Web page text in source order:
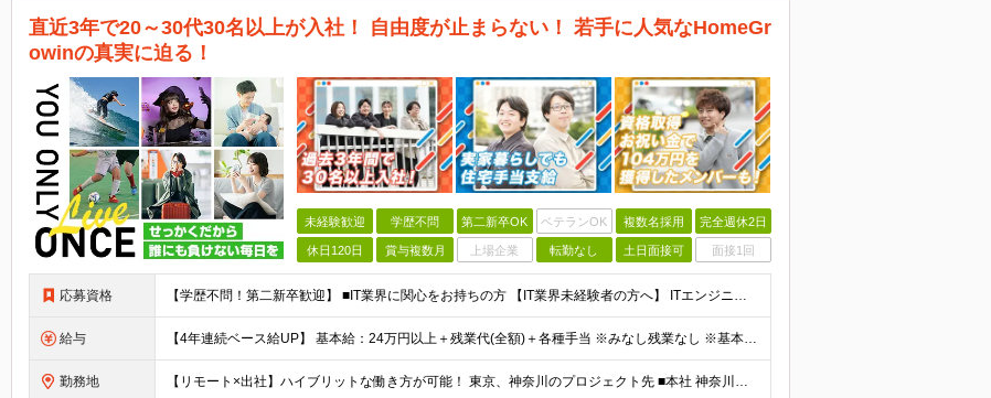
直近3年で20～30代30名以上が入社！ 自由度が止まらない！ 若手に人気なHomeGr
owinの真実に迫る！
未経験歓迎 学歴不問 第二新卒OK ベテランOK 複数名採用 完全週休2日
休日120日 賞与複数月 上場企業 転勤なし 土日面接可 面接1回
応募資格 【学歴不問！第二新卒歓迎】 ■IT業界に関心をお持ちの方 【IT業界未経験者の方へ】 ITエンジニアという仕事は、パソコンの前でずっとにらめっこを しているイメージがありますが、意外とそうではないん
給与 【4年連続ベース給UP】 基本給：24万円以上＋残業代(全額)＋各種手当 ※みなし残業なし ※基本給は経験や前職の給与を十分に考慮します ※交通費別途支給 ※6ヶ月間の試用期間があります（給与・待遇は
勤務地 【リモート×出社】ハイブリットな働き方が可能！ 東京、神奈川のプロジェクト先 ■本社 神奈川県横浜市神奈川区栄町3-12 パシフィックマークス横浜イースト6F ■事業所(東京都最寄駅のみ記載) サ